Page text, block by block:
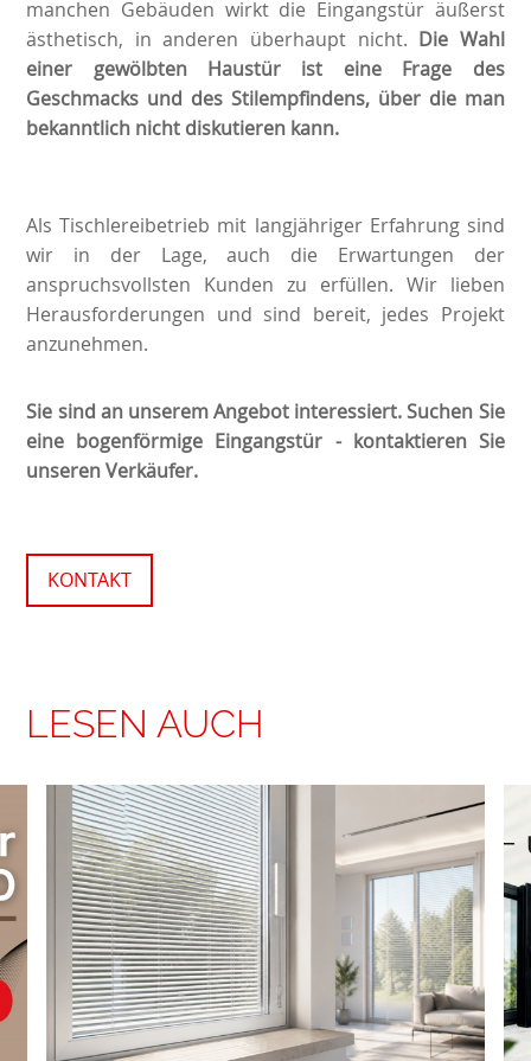
manchen Gebäuden wirkt die Eingangstür äußerst
ästhetisch, in anderen überhaupt nicht. Die Wahl
einer gewölbten Haustür ist eine Frage des
Geschmacks und des Stilempfindens, über die man
bekanntlich nicht diskutieren kann.
Als Tischlereibetrieb mit langjähriger Erfahrung sind
wir in der Lage, auch die Erwartungen der
anspruchsvollsten Kunden zu erfüllen. Wir lieben
Herausforderungen und sind bereit, jedes Projekt
anzunehmen.
Sie sind an unserem Angebot interessiert. Suchen Sie
eine bogenförmige Eingangstür - kontaktieren Sie
unseren Verkäufer.
KONTAKT
LESEN AUCH